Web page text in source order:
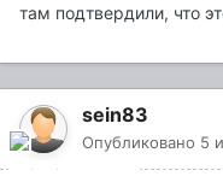
там подтвердили, что
sein83
Опубликовано 5